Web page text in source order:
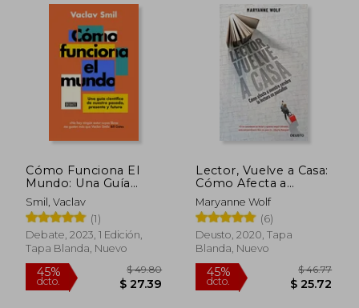
45%
dcto.
45%
dcto.
Cómo Funciona El
Mundo: Una Guía
Científica de Nuestro
Pasado, Presente Y
Futuro / How the
World Really Works
Smil, Vaclav
(1)
Debate, 2023, 1 Edición,
Tapa Blanda, Nuevo
Lector, Vuelve a Casa:
Cómo Afecta a
Nuestro Cerebro la
Lectura en Pantallas
(Deusto)
Maryanne Wolf
(6)
Deusto, 2020, Tapa
Blanda, Nuevo